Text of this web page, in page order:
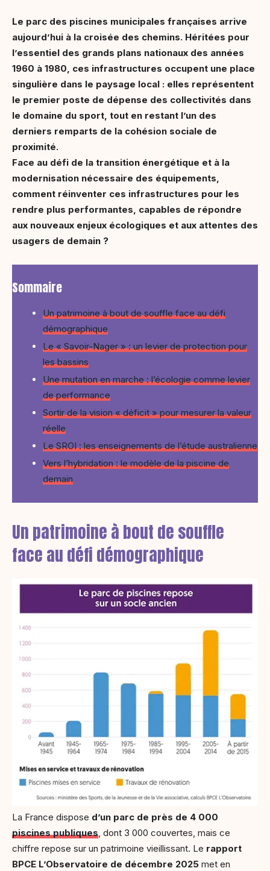
Le parc des piscines municipales françaises arrive
aujourd’hui à la croisée des chemins. Héritées pour
l’essentiel des grands plans nationaux des années
1960 à 1980, ces infrastructures occupent une place
singulière dans le paysage local : elles représentent
le premier poste de dépense des collectivités dans
le domaine du sport, tout en restant l’un des
derniers remparts de la cohésion sociale de
proximité.
Face au défi de la transition énergétique et à la
modernisation nécessaire des équipements,
comment réinventer ces infrastructures pour les
rendre plus performantes, capables de répondre
aux nouveaux enjeux écologiques et aux attentes des
usagers de demain ?
Sommaire
Un patrimoine à bout de souffle face au défi
démographique
Le « Savoir-Nager » : un levier de protection pour
les bassins
Une mutation en marche : l’écologie comme levier
de performance
Sortir de la vision « déficit » pour mesurer la valeur
réelle
Le SROI : les enseignements de l’étude australienne
Vers l’hybridation : le modèle de la piscine de
demain
Un patrimoine à bout de souffle
face au défi démographique
La France dispose d’un parc de près de 4 000
piscines publiques, dont 3 000 couvertes, mais ce
chiffre repose sur un patrimoine vieillissant. Le rapport
BPCE L’Observatoire de décembre 2025 met en